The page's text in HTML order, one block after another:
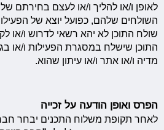
לאופן ו/או להליך ו/או לעצם בחירתם
השולחים שלהם, כפועל יוצא של
שולח התוכן לא יהא רשאי לדרוש ו/או
התוכן שישלח במסגרת הפעילות ו/או
מדיה ו/או אתר ו/או עיתון שהוא.
הפרס ואופן הודעה על זכייה
לאחר תקופת משלוח התכנים יבחר